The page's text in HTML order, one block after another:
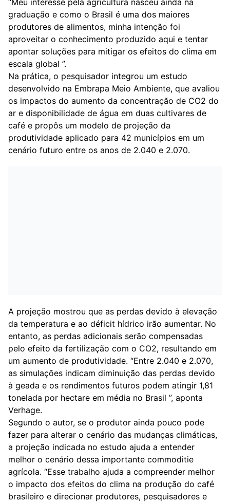
“Meu interesse pela agricultura nasceu ainda na
graduação e como o Brasil é uma dos maiores
produtores de alimentos, minha intenção foi
aproveitar o conhecimento produzido aqui e tentar
apontar soluções para mitigar os efeitos do clima em
escala global ”.
Na prática, o pesquisador integrou um estudo
desenvolvido na Embrapa Meio Ambiente, que avaliou
os impactos do aumento da concentração de CO2 do
ar e disponibilidade de água em duas cultivares de
café e propôs um modelo de projeção da
produtividade aplicado para 42 municípios em um
cenário futuro entre os anos de 2.040 e 2.070.
A projeção mostrou que as perdas devido à elevação
da temperatura e ao déficit hídrico irão aumentar. No
entanto, as perdas adicionais serão compensadas
pelo efeito da fertilização com o CO2, resultando em
um aumento de produtividade. “Entre 2.040 e 2.070,
as simulações indicam diminuição das perdas devido
à geada e os rendimentos futuros podem atingir 1,81
tonelada por hectare em média no Brasil ”, aponta
Verhage.
Segundo o autor, se o produtor ainda pouco pode
fazer para alterar o cenário das mudanças climáticas,
a projeção indicada no estudo ajuda a entender
melhor o cenário dessa importante commoditie
agrícola. “Esse trabalho ajuda a compreender melhor
o impacto dos efeitos do clima na produção do café
brasileiro e direcionar produtores, pesquisadores e